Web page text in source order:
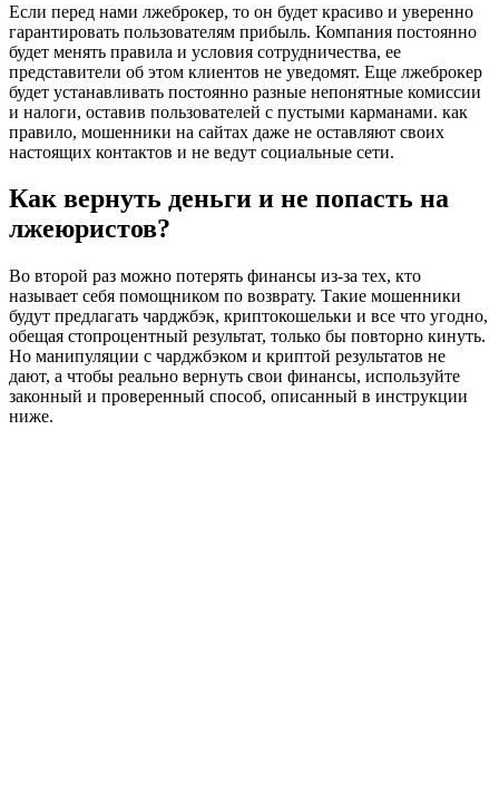
Если перед нами лжеброкер, то он будет красиво и уверенно
гарантировать пользователям прибыль. Компания постоянно
будет менять правила и условия сотрудничества, ее
представители об этом клиентов не уведомят. Еще лжеброкер
будет устанавливать постоянно разные непонятные комиссии
и налоги, оставив пользователей с пустыми карманами. как
правило, мошенники на сайтах даже не оставляют своих
настоящих контактов и не ведут социальные сети.
Как вернуть деньги и не попасть на
лжеюристов?
Во второй раз можно потерять финансы из-за тех, кто
называет себя помощником по возврату. Такие мошенники
будут предлагать чарджбэк, криптокошельки и все что угодно,
обещая стопроцентный результат, только бы повторно кинуть.
Но манипуляции с чарджбэком и криптой результатов не
дают, а чтобы реально вернуть свои финансы, используйте
законный и проверенный способ, описанный в инструкции
ниже.